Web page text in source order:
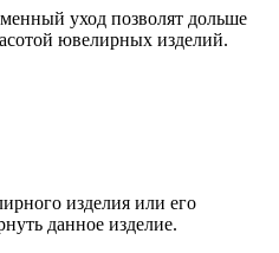
уход позволят дольше
ювелирных изделий.
изделия или его
данное изделие.